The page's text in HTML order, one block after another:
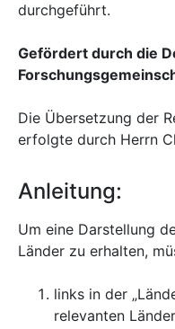
durchgeführt.
Gefördert durch die
Die Übersetzung der
erfolgte durch Herrn
Anleitung:
Um eine Darstellung
Länder zu erhalten,
links in der
relevanten